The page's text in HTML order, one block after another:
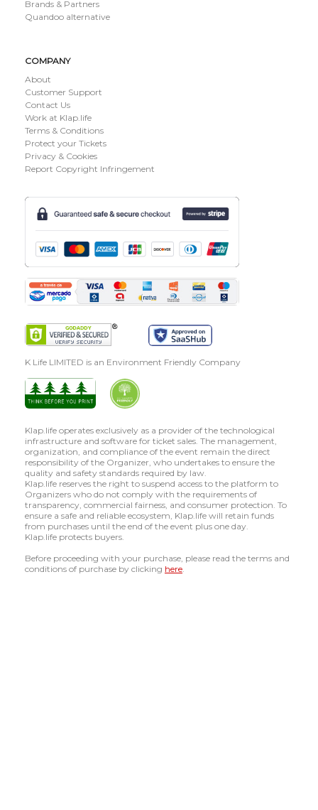
Brands & Partners
Quandoo alternative
COMPANY
About
Customer Support
Contact Us
Work at Klap.life
Terms & Conditions
Protect your Tickets
Privacy & Cookies
Report Copyright Infringement
K Life LIMITED is an Environment Friendly Company
Klap.life operates exclusively as a provider of the technological
infrastructure and software for ticket sales. The management,
organization, and compliance of the event remain the direct
responsibility of the Organizer, who undertakes to ensure the
quality and safety standards required by law.
Klap.life reserves the right to suspend access to the platform to
Organizers who do not comply with the requirements of
transparency, commercial fairness, and consumer protection. To
ensure a safe and reliable ecosystem, Klap.life will retain funds
from purchases until the end of the event plus one day.
Klap.life protects buyers.
Before proceeding with your purchase, please read the terms and
conditions of purchase by clicking here